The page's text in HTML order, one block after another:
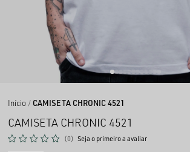
Início CAMISETA CHRONIC 4521
CAMISETA CHRONIC 4521
(0) Seja o primeiro a avaliar